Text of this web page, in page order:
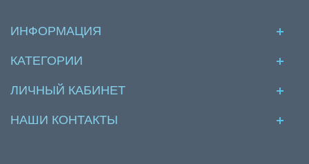
ИНФОРМАЦИЯ
КАТЕГОРИИ
ЛИЧНЫЙ КАБИНЕТ
НАШИ КОНТАКТЫ